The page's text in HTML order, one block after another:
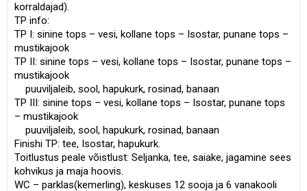
korraldajad).
TP info:
TP I: sinine tops – vesi, kollane tops – Isostar, punane tops –
mustikajook
TP II: sinine tops – vesi, kollane tops – Isostar, punane tops –
mustikajook
puuviljaleib, sool, hapukurk, rosinad, banaan
TP III: sinine tops – vesi, kollane tops – Isostar, punane tops
– mustikajook
puuviljaleib, sool, hapukurk, rosinad, banaan
Finishi TP: tee, Isostar, hapukurk.
Toitlustus peale võistlust: Seljanka, tee, saiake, jagamine sees
kohvikus ja maja hoovis.
WC – parklas(kemerling), keskuses 12 sooja ja 6 vanakooli